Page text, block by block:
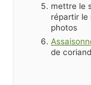
mettre le
répartir le
photos
de